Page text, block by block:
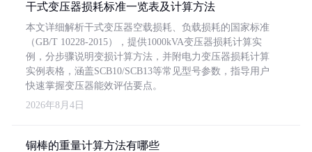
干式变压器损耗标准一览表及计算方法
本文详细解析干式变压器空载损耗、负载损耗的国家标准
（GB/T 10228-2015），提供1000kVA变压器损耗计算实
例，分步骤说明变损计算方法，并附电力变压器损耗计算
实例表格，涵盖SCB10/SCB13等常见型号参数，指导用户
快速掌握变压器能效评估要点。
2026年8月4日
铜棒的重量计算方法有哪些